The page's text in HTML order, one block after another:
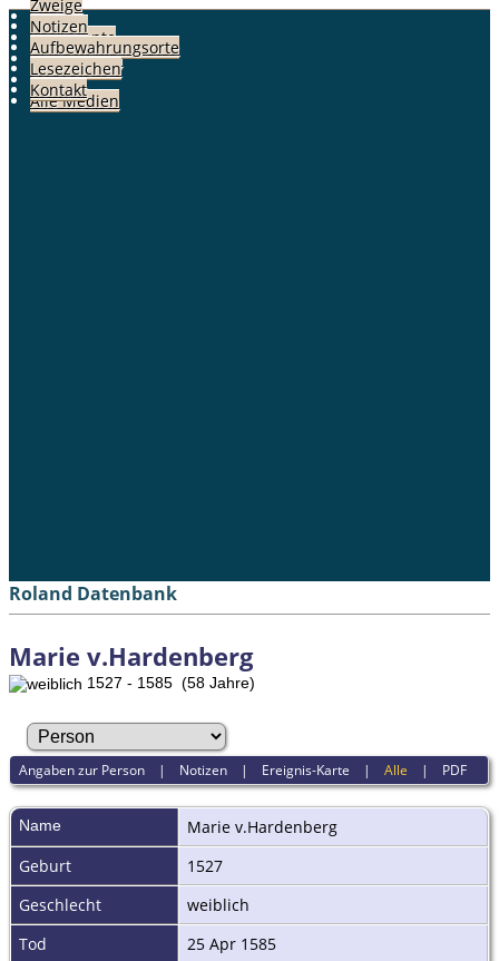
Fotos
Dokumente
Geschichten
Alben
Alle Medien
Zweige
Notizen
Aufbewahrungsorte
Lesezeichen
Kontakt
Roland Datenbank
Marie v.Hardenberg
1527 - 1585 (58 Jahre)
Angaben zur Person | Notizen | Ereignis-Karte |Alle | PDF
Name Marie v.Hardenberg
Geburt
1527
Geschlecht
weiblich
Tod
25 Apr 1585